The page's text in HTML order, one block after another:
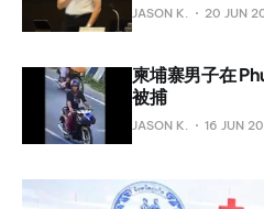
JASON K. 20 JUN
柬埔寨男子在
被捕
JASON K. 16 JUN